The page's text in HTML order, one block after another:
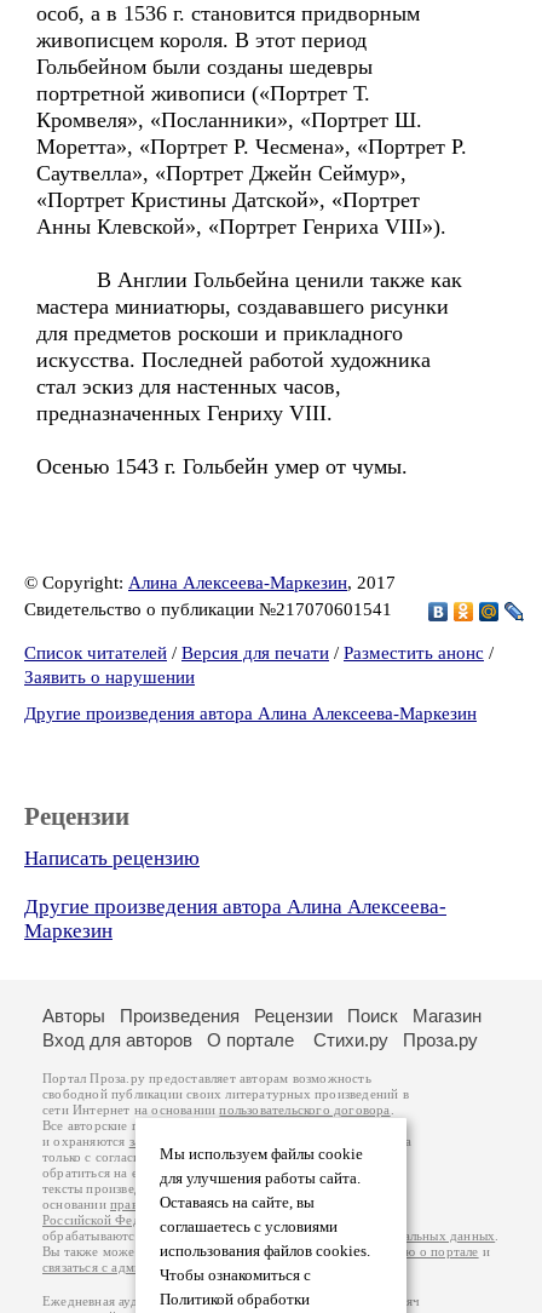
особ, а в 1536 г. становится придворным
живописцем короля. В этот период
Гольбейном были созданы шедевры
портретной живописи («Портрет Т.
Кромвеля», «Посланники», «Портрет Ш.
Моретта», «Портрет Р. Чесмена», «Портрет Р.
Саутвелла», «Портрет Джейн Сеймур»,
«Портрет Кристины Датской», «Портрет
Анны Клевской», «Портрет Генриха VIII»).
В Англии Гольбейна ценили также как
мастера миниатюры, создававшего рисунки
для предметов роскоши и прикладного
искусства. Последней работой художника
стал эскиз для настенных часов,
предназначенных Генриху VIII.
Осенью 1543 г. Гольбейн умер от чумы.
© Copyright: Алина Алексеева-Маркезин, 2017
Свидетельство о публикации №217070601541
Список читателей / Версия для печати / Разместить анонс /
Заявить о нарушении
Другие произведения автора Алина Алексеева-Маркезин
Рецензии
Написать рецензию
Другие произведения автора Алина Алексеева-
Маркезин
Мы используем файлы cookie
для улучшения работы сайта.
Оставаясь на сайте, вы
соглашаетесь с условиями
использования файлов cookies.
Чтобы ознакомиться с
Политикой обработки
Авторы Произведения Рецензии Поиск
Магазин
Вход для авторов
О портале Стихи.ру Проза.ру
Портал Проза.ру предоставляет авторам возможность
свободной публикации своих литературных произведений в
сети Интернет на основаниипользовательского договора
Все авторские права на произведения принадлежат авторам
и охраняются законом
. Перепечатка произведений возможна
только с согласия его автора, к которому вы можете
обратиться на его авторской странице. Ответственность за
тексты произведений авторы несут самостоятельно на
основанииправил публикацииизаконодательства
Российской Федерации
обрабатываются на основанииПолитики обработки персональных данных
Вы также можете посмотреть более подробнуюинформацию о портале и
связаться с администрацией
Ежедневная аудитория портала Проза.ру – порядка 100 тысяч